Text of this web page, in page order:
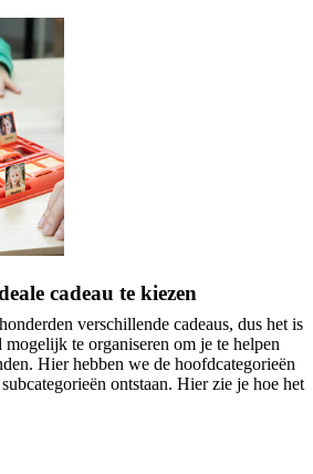
cadeau te kiezen
verschillende cadeaus, dus het is
te organiseren om je te helpen
Hier hebben we de hoofdcategorieën
ontstaan. Hier zie je hoe het